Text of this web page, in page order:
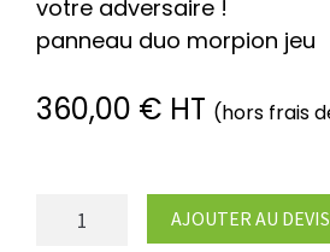
votre adversaire !
panneau duo morpion jeu
360,00 € HT (hors frais
quantité
AJOUTER AU DEVIS